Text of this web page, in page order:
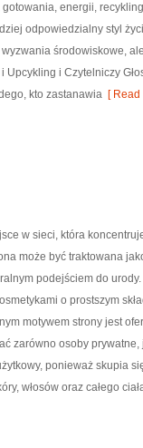
gotowania, energii,
odpowiedzialny styl
środowiskowe,
i Czytelniczy
kto zastanawia [ Read
w sieci, która
może być traktowana
podejściem do
o prostszym
motywem strony jest
zarówno osoby
ponieważ skupia
włosów oraz całego